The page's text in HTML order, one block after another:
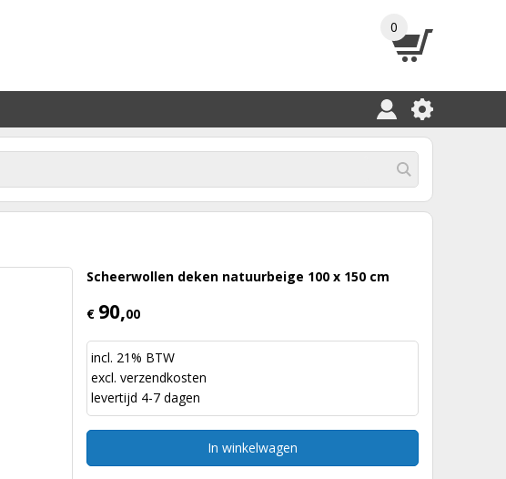
0
Scheerwollen deken natuurbeige 100 x 150 cm
€ 90,00
incl. 21% BTW
excl. verzendkosten
levertijd 4-7 dagen
In winkelwagen